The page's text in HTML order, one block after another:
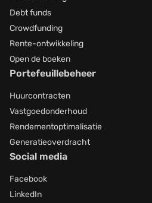
Debt funds
Crowdfunding
Rente-ontwikkeling
Open de boeken
Portefeuillebeheer
Huurcontracten
Vastgoedonderhoud
Rendementoptimalisatie
Generatieoverdracht
Social media
Facebook
LinkedIn